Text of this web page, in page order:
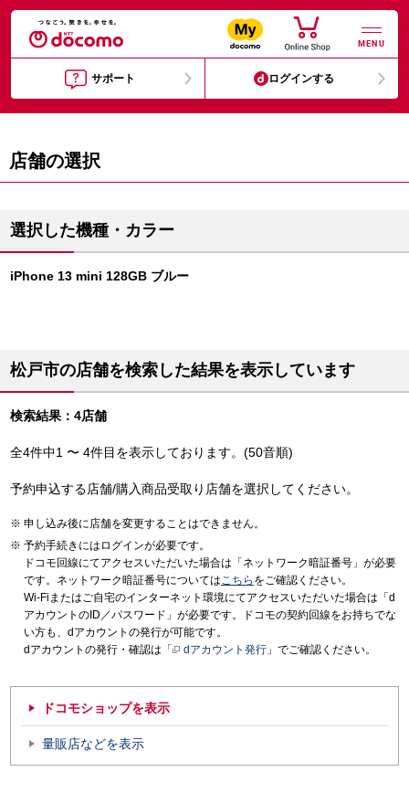
MENU
サポート ログインする
店舗の選択
選択した機種・カラー
iPhone 13 mini 128GB ブルー
松戸市の店舗を検索した結果を表示しています
検索結果：4店舗
全4件中1 〜 4件目を表示しております。(50音順)
予約申込する店舗/購入商品受取り店舗を選択してください。
申し込み後に店舗を変更することはできません。
予約手続きにはログインが必要です。
ドコモ回線にてアクセスいただいた場合は「ネットワーク暗証番号」が必要
です。ネットワーク暗証番号についてはこちら をご確認ください。
Wi-Fiまたはご自宅のインターネット環境にてアクセスいただいた場合は「d
アカウントのID／パスワード」が必要です。ドコモの契約回線をお持ちでな
い方も、dアカウントの発行が可能です。
dアカウントの発行・確認は「
dアカウント発行 」でご確認ください。
ドコモショップを表示
量販店などを表示